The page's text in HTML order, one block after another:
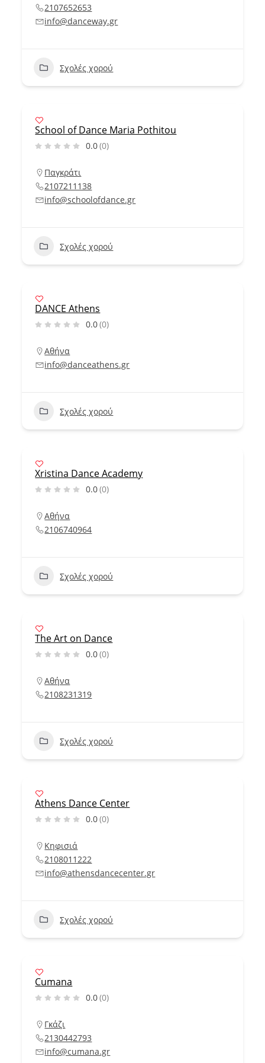
2107652653
info@danceway.gr
Σχολές χορού
School of Dance Maria Pothitou
0.0(0)
Παγκράτι
2107211138
info@schoolofdance.gr
Σχολές χορού
DANCE Athens
0.0(0)
Αθήνα
info@danceathens.gr
Σχολές χορού
Xristina Dance Academy
0.0(0)
Αθήνα
2106740964
Σχολές χορού
The Art on Dance
0.0(0)
Αθήνα
2108231319
Σχολές χορού
Athens Dance Center
0.0(0)
Κηφισιά
2108011222
info@athensdancecenter.gr
Σχολές χορού
Cumana
0.0(0)
Γκάζι
2130442793
info@cumana.gr